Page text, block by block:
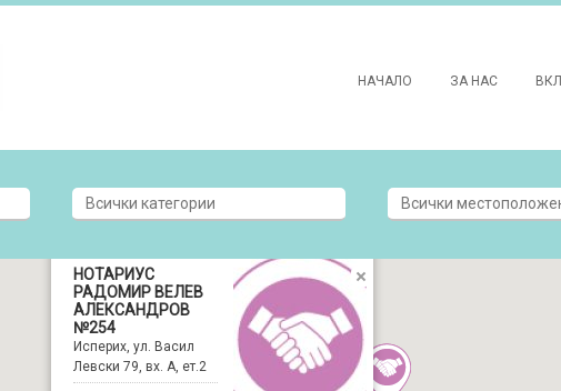
НАЧАЛО ЗА НАС
НОТАРИУС
РАДОМИР ВЕЛЕВ
АЛЕКСАНДРОВ
№254
Исперих, ул. Васил
Левски 79, вх. А, ет.2